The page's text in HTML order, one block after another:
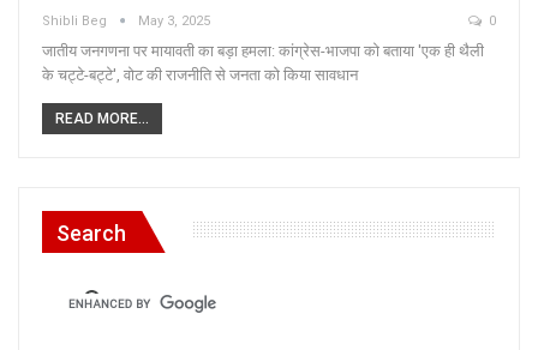
Shibli Beg May 3, 2025 0
जातीय जनगणना पर मायावती का बड़ा हमला: कांग्रेस-भाजपा को बताया 'एक ही थैली
के चट्टे-बट्टे', वोट की राजनीति से जनता को किया सावधान
READ MORE...
Search